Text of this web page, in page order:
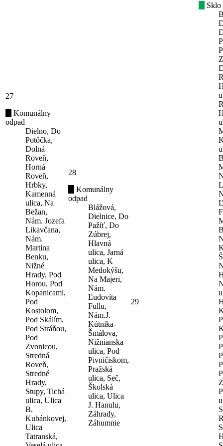
27
Komunálny
odpad
Dielno, Do
Potôčka,
Dolná
Roveň,
Horná
Roveň,
Hrbky,
Kamenná
ulica, Na
Bežan,
Nám. Jozefa
Likavčana,
Nám.
Martina
Benku,
Nižné
Hrady, Pod
Horou, Pod
Kopanicami,
Pod
Kostolom,
Pod Skálím,
Pod Stráňou,
Pod
Zvonicou,
Stredná
Roveň,
Stredné
Hrady,
Stupy, Tichá
ulica, Ulica
B.
Kubánkovej,
Ulica
Tatranská,
28
Komunálny
odpad
Blážová,
Dielnice, Do
Pažíť, Do
Zúbrej,
Hlavná
ulica, Jarná
ulica, K
Medokýšu,
Na Majeri,
Nám.
Ľudovíta
Fullu,
Nám.J.
Kútnika-
Šmálova,
Nižnianska
ulica, Pod
Pivničiskom,
Pražská
ulica, Seč,
Školská
ulica, Ulica
J. Hanulu,
Záhrady,
Záhumnie
29
Sklo